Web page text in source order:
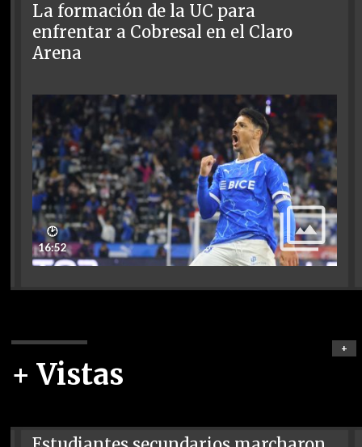
La formación de la UC para
enfrentar a Cobresal en el Claro
Arena
🕑
16:52
+ Vistas
+